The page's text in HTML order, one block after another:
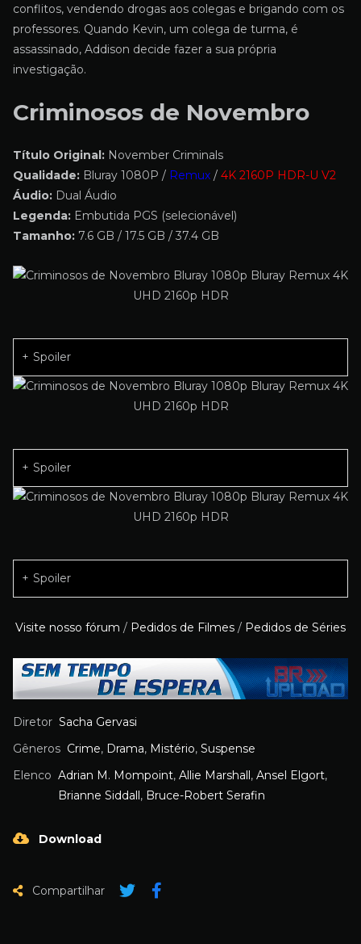
conflitos, vendendo drogas aos colegas e brigando com os
professores. Quando Kevin, um colega de turma, é
assassinado, Addison decide fazer a sua própria
investigação.
Criminosos de Novembro
Título Original: November Criminals
Qualidade: Bluray 1080P / Remux / 4K 2160P HDR-U V2
Áudio: Dual Áudio
Legenda: Embutida PGS (selecionável)
Tamanho: 7.6 GB / 17.5 GB / 37.4 GB
Spoiler
Spoiler
Spoiler
Visite nosso fórum / Pedidos de Filmes / Pedidos de Séries
Diretor Sacha Gervasi
Gêneros Crime, Drama, Mistério, Suspense
Elenco Adrian M. Mompoint, Allie Marshall , Ansel Elgort,
Brianne Siddall , Bruce-Robert Serafin
Download
Compartilhar